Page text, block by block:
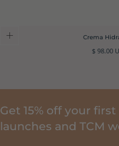
Crema
Precio
$ 98.00
Get 15% off your
launches and TCM